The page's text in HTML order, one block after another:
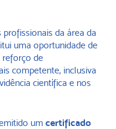
da área da
uma oportunidade de
reforço de
competente, inclusiva
científica e nos
um certificado